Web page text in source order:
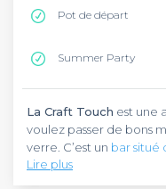
Pot de départ
Summer Party
La Craft Touch est une
voulez passer de bons
verre. C’est un bar situé
établissement est à
Aventure, au cœur du
La Craft Touchest un
Lire plus